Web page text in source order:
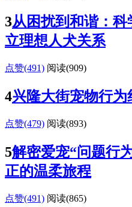
3从困扰到和谐：
立理想人犬关系
点赞(491) 阅读(909)
4兴隆大街宠物行为
点赞(479) 阅读(893)
5解密爱宠“问题行
正的温柔旅程
点赞(491) 阅读(865)